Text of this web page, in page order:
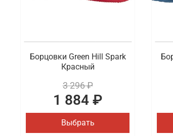
В интернет-магазине Octagon Shop
расцветки. В наличии обувь для
Борцовки Green Hill Spark
Красный
3 296 ₽
1 884 ₽
Выбрать